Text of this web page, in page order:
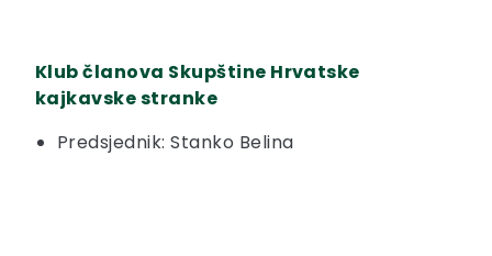
Klub članova Skupštine Hrvatske
kajkavske stranke
Predsjednik: Stanko Belina